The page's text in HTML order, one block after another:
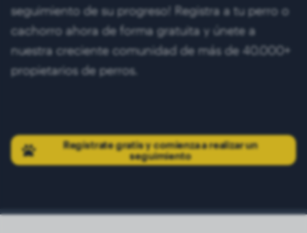
seguimiento de su progreso! Registra a tu perro o
cachorro ahora de forma gratuita y únete a
nuestra creciente comunidad de más de 40.000+
propietarios de perros.
Regístrate gratis y comienza a realizar un
seguimiento